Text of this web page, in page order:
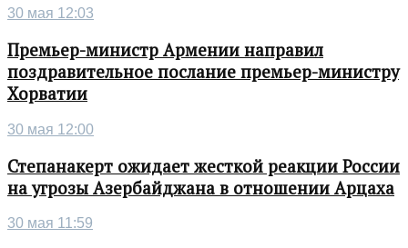
30 мая 12:03
Премьер-министр Армении направил
поздравительное послание премьер-министру
Хорватии
30 мая 12:00
Степанакерт ожидает жесткой реакции России
на угрозы Азербайджана в отношении Арцаха
30 мая 11:59